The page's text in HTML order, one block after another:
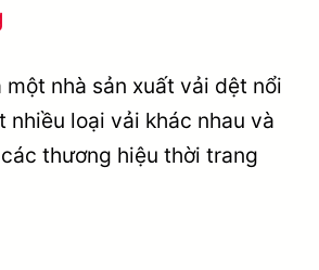
một nhà sản xuất vải dệt nổi
nhiều loại vải khác nhau và
thương hiệu thời trang